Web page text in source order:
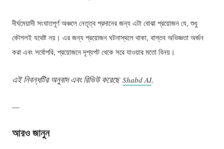
দীর্ঘমেয়াদী সংঘাতপূর্ণ অঞ্চলে নেতৃত্ব প্রদানের জন্য এটা বোঝা প্রয়োজন যে, শুধু
কৌশলই যথেষ্ট নয়। এর জন্য প্রয়োজন ঘটনাস্থলে থাকা, বাস্তব অভিজ্ঞতা অর্জন
করা এবং সর্বোপরি, প্রয়োজনে দৃশ্যপট থেকে সরে যাওয়ার মতো বিনয়।
এই নিবন্ধটির অনুবাদ এবং রিভিউ করেছেShabd AI.
—
আরও জানুন